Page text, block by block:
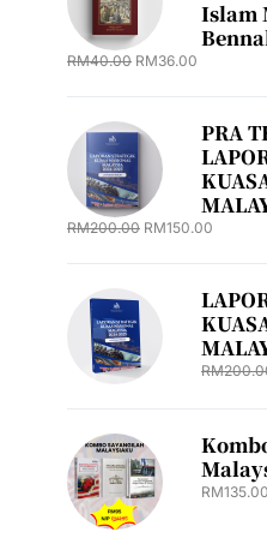
Islam
RM40.00 RM36.00
PRA
RM200.00 RM150.00
RM
RM135.00